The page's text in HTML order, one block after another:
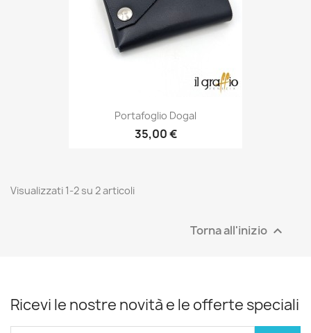
Portafoglio Dogal
35,00 €
Visualizzati 1-2 su 2 articoli
Torna all'inizio 
Ricevi le nostre novità e le offerte speciali